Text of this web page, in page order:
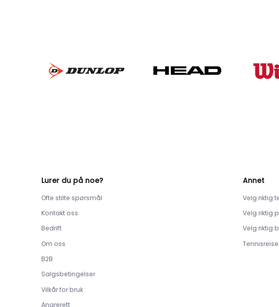
Lurer du på noe?
Ofte stilte spørsmål
Kontakt oss
Bedrift
Om oss
B2B
Salgsbetingelser
Vilkår for bruk
Angrerett
Annet
Velg riktig
Velg riktig
Velg riktig